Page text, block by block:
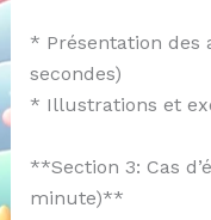
* Présentation des
secondes)
* Illustrations et
**Section 3: Cas
minute)**